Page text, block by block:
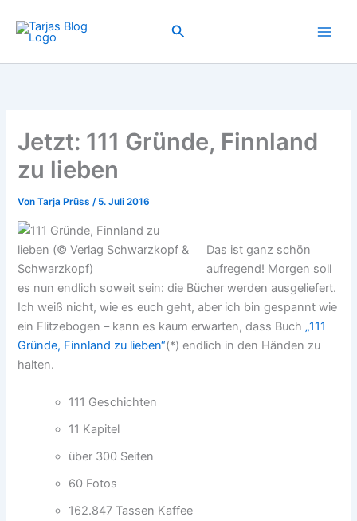
Inhalt
springen
Suchen
Jetzt: 111 Gründe, Finnland
zu lieben
VonTarja Prüss/ 5. Juli 2016
Das ist ganz schön
aufregend! Morgen soll
es nun endlich soweit sein: die Bücher werden ausgeliefert.
Ich weiß nicht, wie es euch geht, aber ich bin gespannt wie
ein Flitzebogen – kann es kaum erwarten, dass Buch „111
Gründe, Finnland zu lieben“(*) endlich in den Händen zu
halten.
111 Geschichten
11 Kapitel
über 300 Seiten
60 Fotos
162.847 Tassen Kaffee